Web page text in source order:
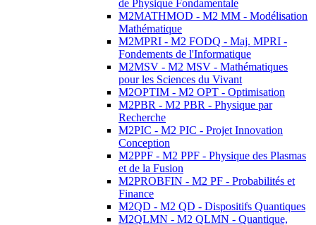
de Physique Fondamentale
M2MATHMOD - M2 MM - Modélisation
Mathématique
M2MPRI - M2 FODQ - Maj. MPRI -
Fondements de l'Informatique
M2MSV - M2 MSV - Mathématiques
pour les Sciences du Vivant
M2OPTIM - M2 OPT - Optimisation
M2PBR - M2 PBR - Physique par
Recherche
M2PIC - M2 PIC - Projet Innovation
Conception
M2PPF - M2 PPF - Physique des Plasmas
et de la Fusion
M2PROBFIN - M2 PF - Probabilités et
Finance
M2QD - M2 QD - Dispositifs Quantiques
M2QLMN - M2 QLMN - Quantique,